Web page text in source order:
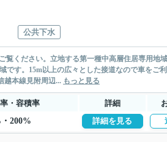
公共下水
覧ください。立地する第一種中高層住居専用地
です。15m以上の広々とした接道なので車をご
越本線見附周辺... もっと見る
・容積率 詳細
200% 詳細を見る